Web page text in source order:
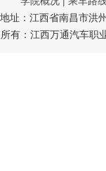
址：江西省南昌市洪
有：江西万通汽车职